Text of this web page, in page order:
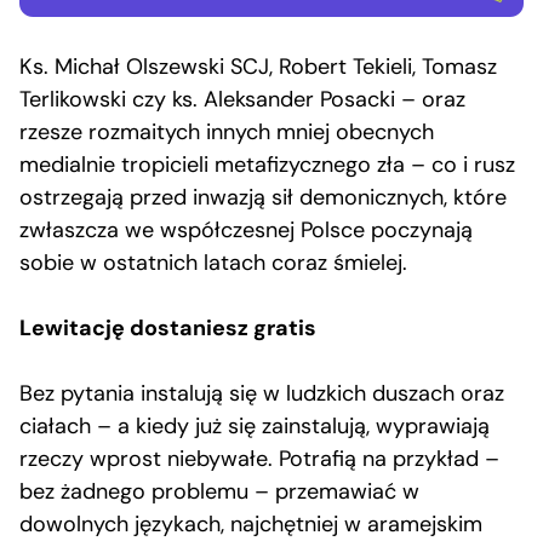
Ks. Michał Olszewski SCJ, Robert Tekieli, Tomasz
Terlikowski czy ks. Aleksander Posacki – oraz
rzesze rozmaitych innych mniej obecnych
medialnie tropicieli metafizycznego zła – co i rusz
ostrzegają przed inwazją sił demonicznych, które
zwłaszcza we współczesnej Polsce poczynają
sobie w ostatnich latach coraz śmielej.
Lewitację dostaniesz gratis
Bez pytania instalują się w ludzkich duszach oraz
ciałach – a kiedy już się zainstalują, wyprawiają
rzeczy wprost niebywałe. Potrafią na przykład –
bez żadnego problemu – przemawiać w
dowolnych językach, najchętniej w aramejskim